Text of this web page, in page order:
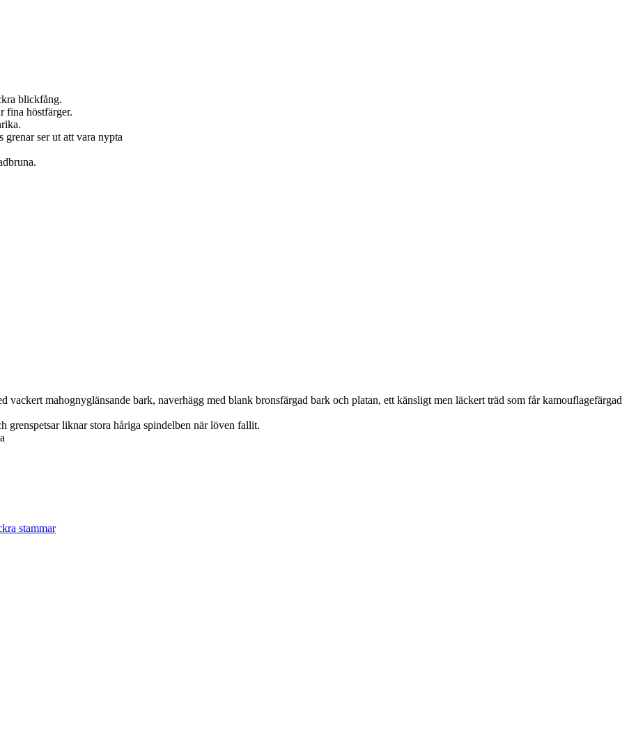
blickfång.
fina höstfärger.
ser ut att vara nypta
mahognyglänsande bark, naverhägg med blank bronsfärgad bark och platan, ett känsligt men läckert träd som får kamouflagefärgad
grenspetsar liknar stora håriga spindelben när löven fallit.
stammar